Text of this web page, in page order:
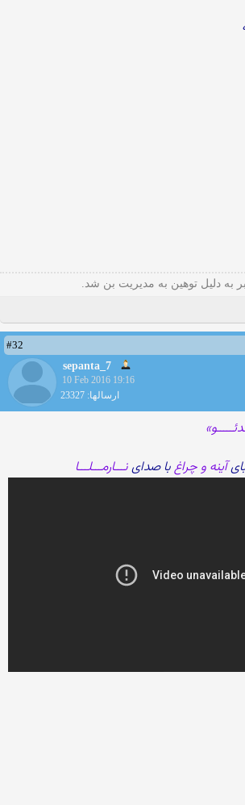
به دلیل توهین به مدیریت بن شد.
#32
sepanta_7
10 Feb 2016 19:16
ارسالها: 23327
آینه و چراغبا صداینـــارمـــلـــا